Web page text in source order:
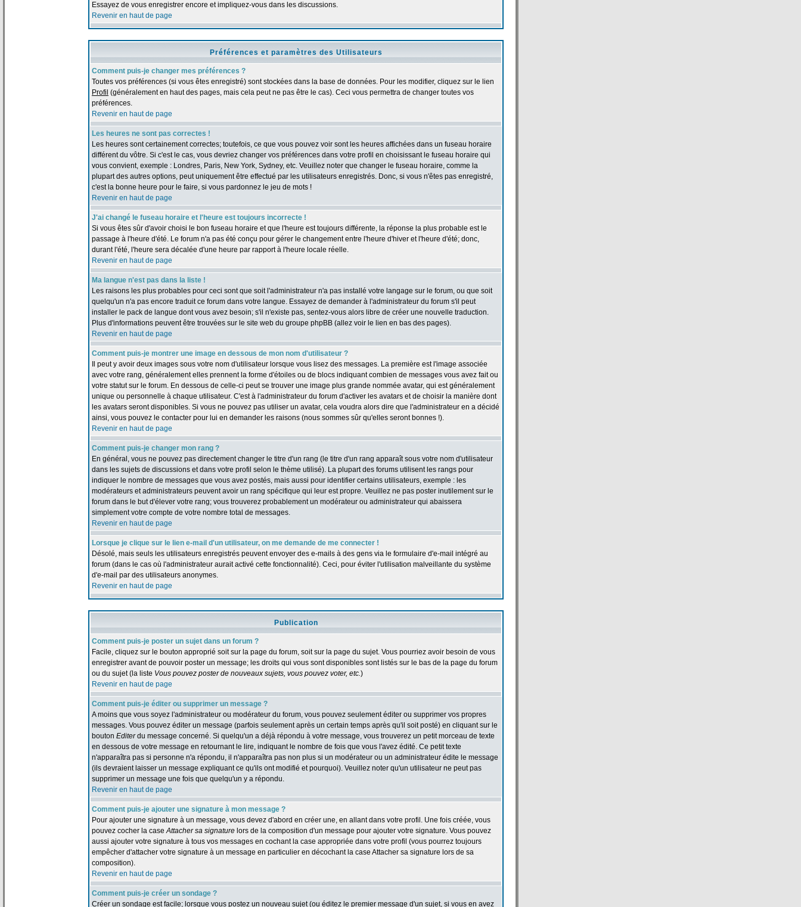
Essayez de vous enregistrer encore et impliquez-vous dans les discussions.
Revenir en haut de page
Préférences et paramètres des Utilisateurs
Comment puis-je changer mes préférences ?
Toutes vos préférences (si vous êtes enregistré) sont stockées dans la base de données. Pour les modifier, cliquez sur le lien
Profil (généralement en haut des pages, mais cela peut ne pas être le cas). Ceci vous permettra de changer toutes vos
préférences.
Revenir en haut de page
Les heures ne sont pas correctes !
Les heures sont certainement correctes; toutefois, ce que vous pouvez voir sont les heures affichées dans un fuseau horaire
différent du vôtre. Si c'est le cas, vous devriez changer vos préférences dans votre profil en choisissant le fuseau horaire qui
vous convient, exemple : Londres, Paris, New York, Sydney, etc. Veuillez noter que changer le fuseau horaire, comme la
plupart des autres options, peut uniquement être effectué par les utilisateurs enregistrés. Donc, si vous n'êtes pas enregistré,
c'est la bonne heure pour le faire, si vous pardonnez le jeu de mots !
Revenir en haut de page
J'ai changé le fuseau horaire et l'heure est toujours incorrecte !
Si vous êtes sûr d'avoir choisi le bon fuseau horaire et que l'heure est toujours différente, la réponse la plus probable est le
passage à l'heure d'été. Le forum n'a pas été conçu pour gérer le changement entre l'heure d'hiver et l'heure d'été; donc,
durant l'été, l'heure sera décalée d'une heure par rapport à l'heure locale réelle.
Revenir en haut de page
Ma langue n'est pas dans la liste !
Les raisons les plus probables pour ceci sont que soit l'administrateur n'a pas installé votre langage sur le forum, ou que soit
quelqu'un n'a pas encore traduit ce forum dans votre langue. Essayez de demander à l'administrateur du forum s'il peut
installer le pack de langue dont vous avez besoin; s'il n'existe pas, sentez-vous alors libre de créer une nouvelle traduction.
Plus d'informations peuvent être trouvées sur le site web du groupe phpBB (allez voir le lien en bas des pages).
Revenir en haut de page
Comment puis-je montrer une image en dessous de mon nom d'utilisateur ?
Il peut y avoir deux images sous votre nom d'utilisateur lorsque vous lisez des messages. La première est l'image associée
avec votre rang, généralement elles prennent la forme d'étoiles ou de blocs indiquant combien de messages vous avez fait ou
votre statut sur le forum. En dessous de celle-ci peut se trouver une image plus grande nommée avatar, qui est généralement
unique ou personnelle à chaque utilisateur. C'est à l'administrateur du forum d'activer les avatars et de choisir la manière dont
les avatars seront disponibles. Si vous ne pouvez pas utiliser un avatar, cela voudra alors dire que l'administrateur en a décidé
ainsi, vous pouvez le contacter pour lui en demander les raisons (nous sommes sûr qu'elles seront bonnes !).
Revenir en haut de page
Comment puis-je changer mon rang ?
En général, vous ne pouvez pas directement changer le titre d'un rang (le titre d'un rang apparaît sous votre nom d'utilisateur
dans les sujets de discussions et dans votre profil selon le thème utilisé). La plupart des forums utilisent les rangs pour
indiquer le nombre de messages que vous avez postés, mais aussi pour identifier certains utilisateurs, exemple : les
modérateurs et administrateurs peuvent avoir un rang spécifique qui leur est propre. Veuillez ne pas poster inutilement sur le
forum dans le but d'élever votre rang; vous trouverez probablement un modérateur ou administrateur qui abaissera
simplement votre compte de votre nombre total de messages.
Revenir en haut de page
Lorsque je clique sur le lien e-mail d'un utilisateur, on me demande de me connecter !
Désolé, mais seuls les utilisateurs enregistrés peuvent envoyer des e-mails à des gens via le formulaire d'e-mail intégré au
forum (dans le cas où l'administrateur aurait activé cette fonctionnalité). Ceci, pour éviter l'utilisation malveillante du système
d'e-mail par des utilisateurs anonymes.
Revenir en haut de page
Publication
Comment puis-je poster un sujet dans un forum ?
Facile, cliquez sur le bouton approprié soit sur la page du forum, soit sur la page du sujet. Vous pourriez avoir besoin de vous
enregistrer avant de pouvoir poster un message; les droits qui vous sont disponibles sont listés sur le bas de la page du forum
ou du sujet (la liste Vous pouvez poster de nouveaux sujets, vous pouvez voter, etc.)
Revenir en haut de page
Comment puis-je éditer ou supprimer un message ?
A moins que vous soyez l'administrateur ou modérateur du forum, vous pouvez seulement éditer ou supprimer vos propres
messages. Vous pouvez éditer un message (parfois seulement après un certain temps après qu'il soit posté) en cliquant sur le
bouton Editerdu message concerné. Si quelqu'un a déjà répondu à votre message, vous trouverez un petit morceau de texte
en dessous de votre message en retournant le lire, indiquant le nombre de fois que vous l'avez édité. Ce petit texte
n'apparaîtra pas si personne n'a répondu, il n'apparaîtra pas non plus si un modérateur ou un administrateur édite le message
(ils devraient laisser un message expliquant ce qu'ils ont modifié et pourquoi). Veuillez noter qu'un utilisateur ne peut pas
supprimer un message une fois que quelqu'un y a répondu.
Revenir en haut de page
Comment puis-je ajouter une signature à mon message ?
Pour ajouter une signature à un message, vous devez d'abord en créer une, en allant dans votre profil. Une fois créée, vous
pouvez cocher la caseAttacher sa signature lors de la composition d'un message pour ajouter votre signature. Vous pouvez
aussi ajouter votre signature à tous vos messages en cochant la case appropriée dans votre profil (vous pourrez toujours
empêcher d'attacher votre signature à un message en particulier en décochant la case Attacher sa signature lors de sa
composition).
Revenir en haut de page
Comment puis-je créer un sondage ?
Créer un sondage est facile; lorsque vous postez un nouveau sujet (ou éditez le premier message d'un sujet, si vous en avez